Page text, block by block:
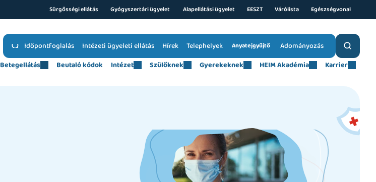
Sürgősségi ellátás Gyógyszertári ügyelet Alapellátási ügyelet EESZT Várólista Egészségvonal
Időpontfoglalás Intézeti ügyeleti ellátás Telephelyek Anyatejgyűjtő Adományozás
Hírek
Betegellátás
Beutaló kódok Intézet Szülőknek Gyerekeknek HEIM Akadémia Karrier